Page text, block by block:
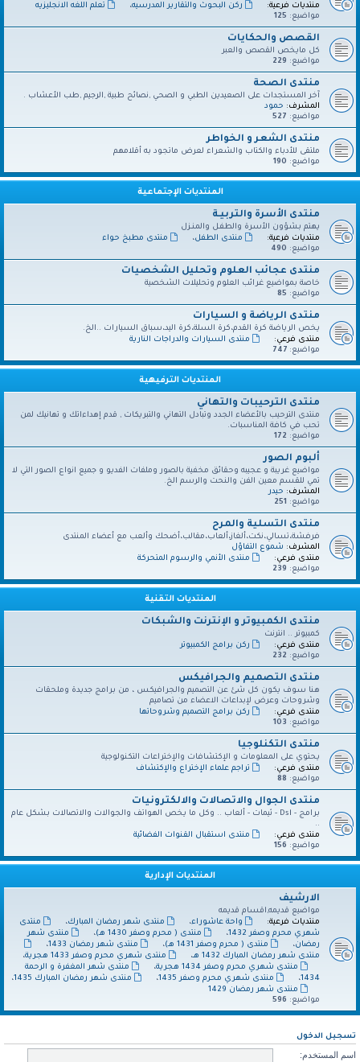
منتديات فرعية:
ركن البحوث والتقارير المدرسيه،
تعلم اللغه الانجليزيه
مواضيع: 125
القصص والحكايات
كل مايخص القصص والعبر
مواضيع: 229
منتدى الصحة
آخر المستجدات على الصعيدين الطبي و الصحي ,نصائح طبية ,الرجيم ,طب الأعشاب .
المشرف: حمود
مواضيع: 527
منتدى الشعر و الخواطر
ملتقى للأدباء والكتاب والشعراء لعرض ماتجود به أقلامهم
مواضيع: 190
المنتديات الإجتماعية
منتدى الأسرة والتربيـة
يهتم بشؤون الأسرة والطفـل والمنـزل
منتديات فرعية:
منتدى الطفل،
منتدى مطبخ حواء
مواضيع: 490
منتدى عجائب العلوم وتحليل الشخصيات
خاصة بمواضيع غرائب العلوم وتحليلات الشخصية
مواضيع: 85
منتدى الرياضة و السيارات
يخص الرياضة كرة القدم،كرة السلة،كرة اليد،سباق السيارات ..الخ.
منتدى فرعي:
منتدى السيارات والدراجات النارية
مواضيع: 747
المنتديات الترفيهية
منتدى الترحيبات والتهاني
منتدى الترحيب بالأعضاء الجدد وتبادل التهاني والتبريكات , قدم إهداءاتك و تهانيك لمن
تحب في كافة المناسبات.
مواضيع: 172
ألبوم الصور
مواضيع غريبة و عجيبه وحقائق مخفية بالصور وملفات الفديو و جميع انواع الصور التي لا
تمي للقسم معين الفن والنحت والرسم الخ.
المشرف: حيدر
مواضيع: 251
منتدى التسلية والمرح
فرفشة،تسالي،نكت،ألغاز،ألعاب،مقالب،أضحك وألعب مع أعضاء المنتدى
المشرف: شموع التفاؤل
منتدى فرعي:
منتدى الأنمي والرسوم المتحركة
مواضيع: 239
المنتديات التقنية
منتدى الكمبيوتر و الإنترنت والشبكات
كمبيوتر .. انترنت
منتدى فرعي:
ركن برامج الكمبيوتر
مواضيع: 232
منتدى التصميم والجرافيكس
هنا سوف يكون كل شئ عن التصميم والجرافيكس ، من برامج جديدة وملحقات
وشروحات وعرض لإبداعات الاعضاء من تصاميم
منتدى فرعي:
ركن برامج التصميم وشروحاتها
مواضيع: 103
منتدى التكنلوجيا
يحتوي على المعلومات و الإكتشافات والإختراعات التكنولوجية
منتدى فرعي:
تراجم علماء الإختراع والإكتشاف
مواضيع: 88
منتدى الجوال والاتصالات والالكترونيات
برامج - Dsl - ثيمات - ألعاب .. وكل ما يخص الهواتف والجوالات والاتصالات بشكل عام
..
منتدى فرعي:
منتدى استقبال القنوات الفضائية
مواضيع: 156
المنتديات الإدارية
الارشيف
مواضيع قديمه,اقسام قديمه
منتديات فرعية:
واحة عاشوراء، منتدى شهر رمضان المبارك،
منتدى
شهري محرم وصفر 1432
، منتدى ( محرم وصفر 1430 هـ) ،
منتدى شهر
رمضان، منتدى ( محرم وصفر 1431 هـ) ، منتدى شهر رمضان 1433
،
منتدى شهر رمضان المبارك 1432 هـ
، منتدى شهري محرم وصفر 1433 هجرية
،
منتدى شهري محرم وصفر 1434 هجرية
،
منتدى شهر المغفرة و الرحمة
1434، منتدى شهري محرم وصفر 1435 ، منتدى شهر رمضان المبارك 1435
،
منتدى شهر رمضان 1429
مواضيع: 596
تسجيل الدخول
اسم المستخدم: